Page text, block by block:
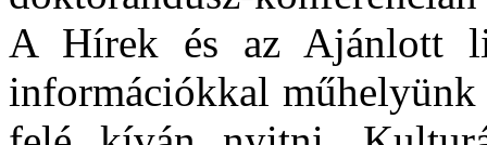
A Hírek és az Ajánlott
információkkal